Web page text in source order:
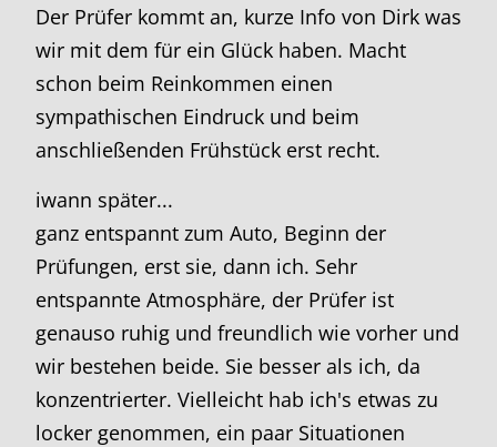
Der Prüfer kommt an, kurze Info von Dirk was
wir mit dem für ein Glück haben. Macht
schon beim Reinkommen einen
sympathischen Eindruck und beim
anschließenden Frühstück erst recht.
iwann später...
ganz entspannt zum Auto, Beginn der
Prüfungen, erst sie, dann ich. Sehr
entspannte Atmosphäre, der Prüfer ist
genauso ruhig und freundlich wie vorher und
wir bestehen beide. Sie besser als ich, da
konzentrierter. Vielleicht hab ich's etwas zu
locker genommen, ein paar Situationen